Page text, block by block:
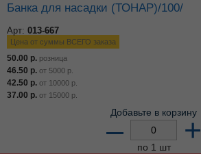
Банка для насадки (ТОНАР)/100/
Арт: 013-667
Цена от суммы ВСЕГО заказа
50.00 р. розница
46.50 р. от 5000 р.
42.50 р. от 10000 р.
37.00 р. от 15000 р.
Добавьте в корзину
– +
по 1 шт